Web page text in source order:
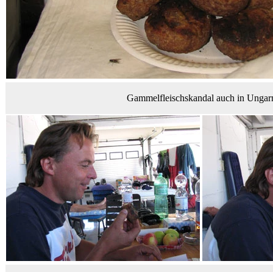
Gammelfleischskandal auch in